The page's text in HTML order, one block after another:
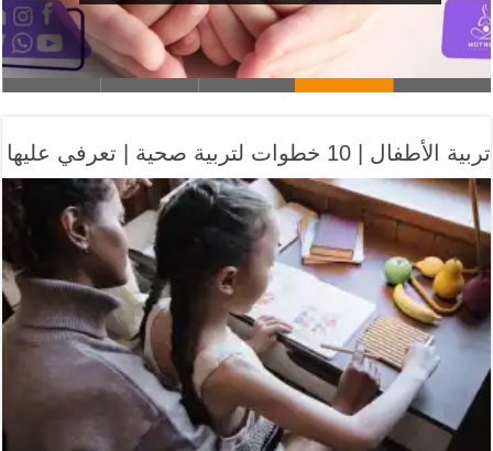
تربية الأطفال | 10 خطوات لتربية صحية | تعرفي عليها